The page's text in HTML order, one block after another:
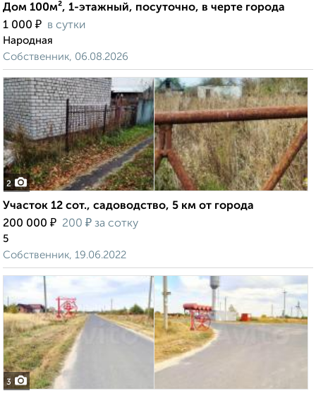
Дом 100м², 1-этажный, посуточно, в черте города
1 000 ₽ в сутки
Народная
Собственник, 06.08.2026
2
Участок 12 сот., садоводство, 5 км от города
200 000 ₽ 200 ₽ за сотку
5
Собственник, 19.06.2022
3